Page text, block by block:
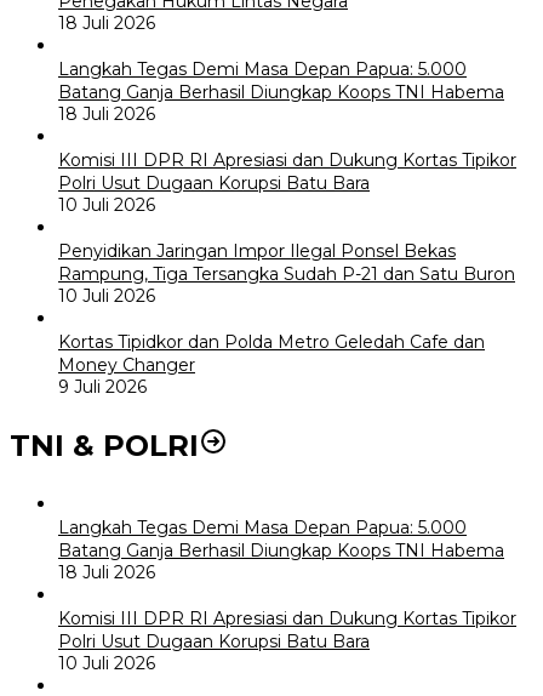
18 Juli 2026
Langkah Tegas Demi Masa Depan Papua: 5.000
Batang Ganja Berhasil Diungkap Koops TNI Habema
18 Juli 2026
Komisi III DPR RI Apresiasi dan Dukung Kortas Tipikor
Polri Usut Dugaan Korupsi Batu Bara
10 Juli 2026
Penyidikan Jaringan Impor Ilegal Ponsel Bekas
Rampung, Tiga Tersangka Sudah P-21 dan Satu Buron
10 Juli 2026
Kortas Tipidkor dan Polda Metro Geledah Cafe dan
Money Changer
9 Juli 2026
TNI & POLRI
Langkah Tegas Demi Masa Depan Papua: 5.000
Batang Ganja Berhasil Diungkap Koops TNI Habema
18 Juli 2026
Komisi III DPR RI Apresiasi dan Dukung Kortas Tipikor
Polri Usut Dugaan Korupsi Batu Bara
10 Juli 2026